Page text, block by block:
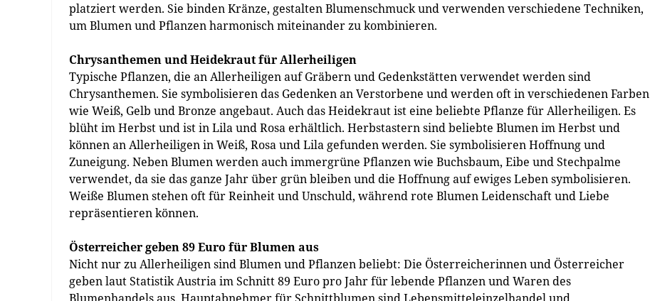
platziert werden. Sie binden Kränze, gestalten Blumenschmuck und verwenden verschiedene Techniken,
um Blumen und Pflanzen harmonisch miteinander zu kombinieren.
Chrysanthemen und Heidekraut für Allerheiligen
Typische Pflanzen, die an Allerheiligen auf Gräbern und Gedenkstätten verwendet werden sind
Chrysanthemen. Sie symbolisieren das Gedenken an Verstorbene und werden oft in verschiedenen Farben
wie Weiß, Gelb und Bronze angebaut. Auch das Heidekraut ist eine beliebte Pflanze für Allerheiligen. Es
blüht im Herbst und ist in Lila und Rosa erhältlich. Herbstastern sind beliebte Blumen im Herbst und
können an Allerheiligen in Weiß, Rosa und Lila gefunden werden. Sie symbolisieren Hoffnung und
Zuneigung. Neben Blumen werden auch immergrüne Pflanzen wie Buchsbaum, Eibe und Stechpalme
verwendet, da sie das ganze Jahr über grün bleiben und die Hoffnung auf ewiges Leben symbolisieren.
Weiße Blumen stehen oft für Reinheit und Unschuld, während rote Blumen Leidenschaft und Liebe
repräsentieren können.
Österreicher geben 89 Euro für Blumen aus
Nicht nur zu Allerheiligen sind Blumen und Pflanzen beliebt: Die Österreicherinnen und Österreicher
geben laut Statistik Austria im Schnitt 89 Euro pro Jahr für lebende Pflanzen und Waren des